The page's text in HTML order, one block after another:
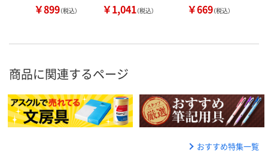
￥899（税込） ￥1,041（税込） ￥669（税込）
商品に関連するページ
おすすめ特集一覧